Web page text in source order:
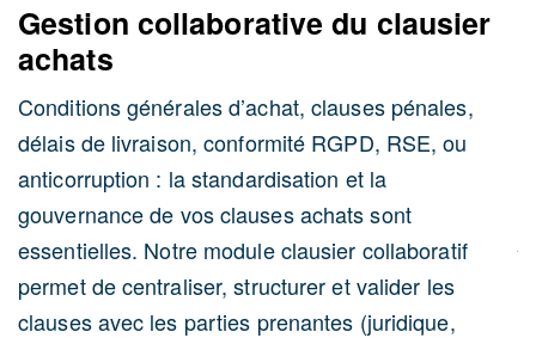
Gestion collaborative du clausier
achats
Conditions générales d’achat, clauses pénales,
délais de livraison, conformité RGPD, RSE, ou
anticorruption : la standardisation et la
gouvernance de vos clauses achats sont
essentielles. Notre module clausier collaboratif
permet de centraliser, structurer et valider les
clauses avec les parties prenantes (juridique,